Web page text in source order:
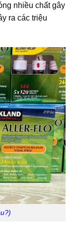
nhiều chất gây
ra các triệu